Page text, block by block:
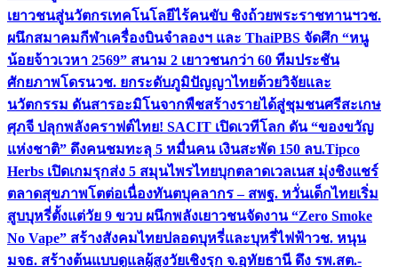
เยาวชนสู่นวัตกรเทคโนโลยีไร้คนขับ ชิงถ้วยพระราชทานฯวช.
ผนึกสมาคมกีฬาเครื่องบินจำลองฯ และ ThaiPBS จัดศึก “หนู
น้อยจ้าวเวหา 2569” สนาม 2 เยาวชนกว่า 60 ทีมประชัน
ศักยภาพโดรนวช. ยกระดับภูมิปัญญาไทยด้วยวิจัยและ
นวัตกรรม ดันสารอะมิโนจากพืชสร้างรายได้สู่ชุมชนศรีสะเกษ
ศุภจี ปลุกพลังคราฟต์ไทย! SACIT เปิดเวทีโลก ดัน “ของขวัญ
แห่งชาติ” ดึงคนชมทะลุ 5 หมื่นคน เงินสะพัด 150 ลบ.Tipco
Herbs เปิดเกมรุกส่ง 5 สมุนไพรไทยบุกตลาดเวลเนส มุ่งชิงแชร์
ตลาดสุขภาพโตต่อเนื่องทันตบุคลากร – สพฐ. หวั่นเด็กไทยเริ่ม
สูบบุหรี่ตั้งแต่วัย 9 ขวบ ผนึกพลังเยาวชนจัดงาน “Zero Smoke
No Vape” สร้างสังคมไทยปลอดบุหรี่และบุหรี่ไฟฟ้าวช. หนุน
มจธ. สร้างต้นแบบดูแลผู้สูงวัยเชิงรุก จ.อุทัยธานี ดึง รพ.สต.-